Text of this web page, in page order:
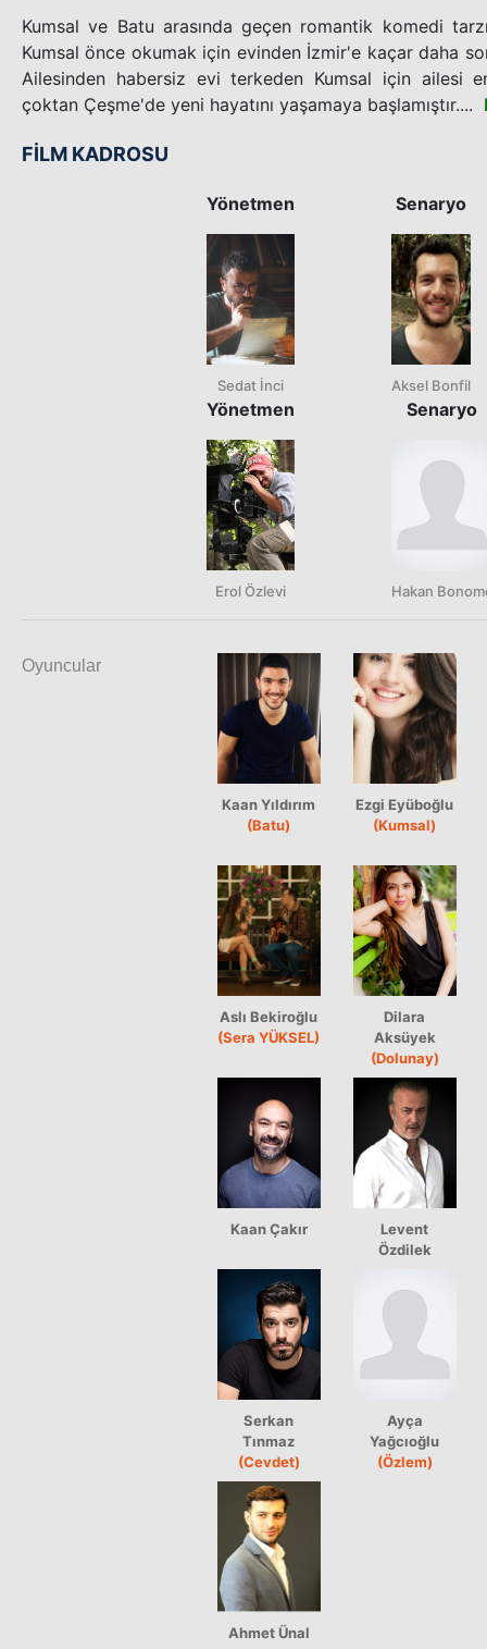
Kumsal ve Batu arasında geçen romantik komedi
Kumsal önce okumak için evinden İzmir'e kaçar daha
Ailesinden habersiz evi terkeden Kumsal için ailesi
çoktan Çeşme'de yeni hayatını yaşamaya başlamıştır....
FİLM KADROSU
Yönetmen
Sedat İnci
Yönetmen
Erol Özlevi
Senaryo
Aksel Bonfil
Senaryo
Hakan
Oyuncular
Kaan Yıldırım
(Batu)
Ezgi Eyüboğlu
(Kumsal)
Aslı Bekiroğlu
(Sera YÜKSEL)
Dilara
Aksüyek
(Dolunay)
Kaan Çakır
Levent
Özdilek
Serkan
Tınmaz
(Cevdet)
Ayça
Yağcıoğlu
(Özlem)
Ahmet Ünal